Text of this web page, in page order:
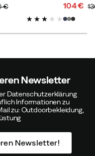
€
104 €
original
Newsletter
Datenschutzerklärung
Informationen zu
zu: Outdoorbekleidung,
Newsletter!